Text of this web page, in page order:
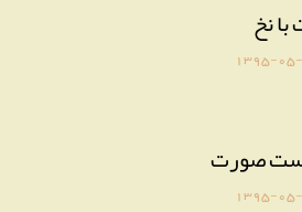
نخ
1395-
صورت
1395-